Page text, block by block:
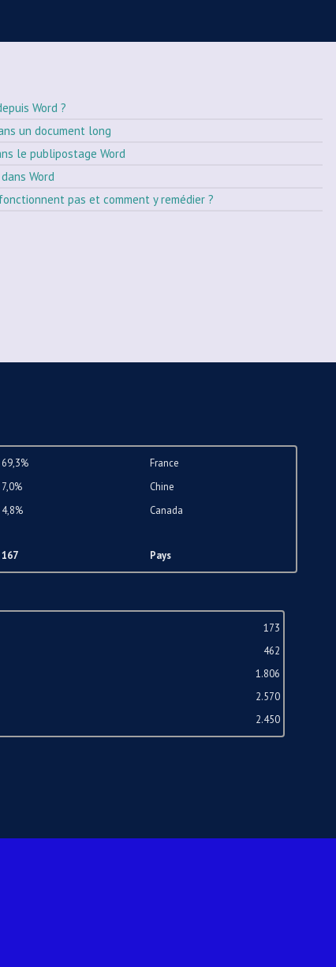
Word ?
un document long
le publipostage Word
Word
pas et comment y remédier ?
69,3%
France
7,0%
Chine
4,8%
Canada
167 Pays
173
462
1.806
2.570
2.450